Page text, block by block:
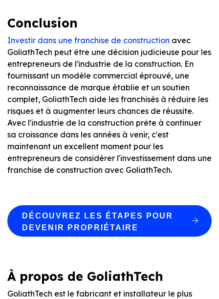
Conclusion
Investir dans une franchise de construction avec
GoliathTech peut être une décision judicieuse pour les
entrepreneurs de l'industrie de la construction. En
fournissant un modèle commercial éprouvé, une
reconnaissance de marque établie et un soutien
complet, GoliathTech aide les franchisés à réduire les
risques et à augmenter leurs chances de réussite.
Avec l'industrie de la construction prête à continuer
sa croissance dans les années à venir, c'est
maintenant un excellent moment pour les
entrepreneurs de considérer l'investissement dans une
franchise de construction avec GoliathTech.
DÉCOUVREZ LES ÉTAPES POUR
DEVENIR PROPRIÉTAIRE
À propos de GoliathTech
GoliathTech est le fabricant et installateur le plus